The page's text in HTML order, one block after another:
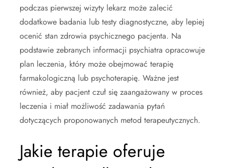
podczas pierwszej wizyty lekarz może zalecić
dodatkowe badania lub testy diagnostyczne, aby lepiej
ocenić stan zdrowia psychicznego pacjenta. Na
podstawie zebranych informacji psychiatra opracowuje
plan leczenia, który może obejmować terapię
farmakologiczną lub psychoterapię. Ważne jest
również, aby pacjent czuł się zaangażowany w proces
leczenia i miał możliwość zadawania pytań
dotyczących proponowanych metod terapeutycznych.
Jakie terapie oferuje